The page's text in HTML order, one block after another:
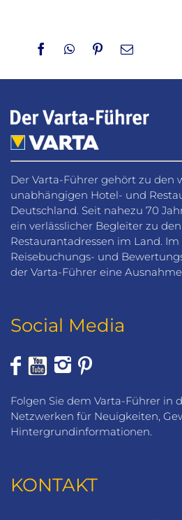
FacebookWhatsApp
PinterestEmail
Der Varta-Führer gehört zu den
unabhängigen Hotel- und
Deutschland. Seit nahezu 70
ein verlässlicher Begleiter zu
Restaurantadressen im Land.
Reisebuchungs- und
der Varta-Führer eine
Social Media
Folgen Sie dem Varta-Führer in
Netzwerken für Neuigkeiten,
Hintergrundinformationen.
KONTAKT